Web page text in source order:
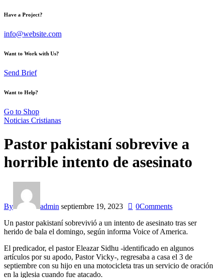
Have a Project?
info@website.com
Want to Work with Us?
Send Brief
Want to Help?
Go to Shop
Noticias Cristianas
Pastor pakistaní sobrevive a
horrible intento de asesinato
By admin septiembre 19, 2023 0Comments
Un pastor pakistaní sobrevivió a un intento de asesinato tras ser
herido de bala el domingo, según informa Voice of America.
El predicador, el pastor Eleazar Sidhu -identificado en algunos
artículos por su apodo, Pastor Vicky-, regresaba a casa el 3 de
septiembre con su hijo en una motocicleta tras un servicio de oración
en la iglesia cuando fue atacado.